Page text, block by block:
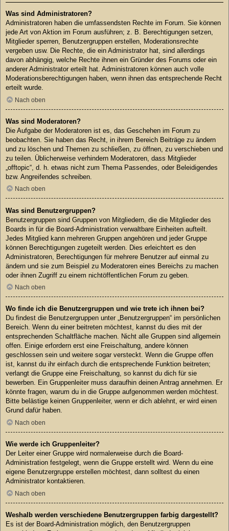
Was sind Administratoren?
Administratoren haben die umfassendsten Rechte im Forum. Sie können
jede Art von Aktion im Forum ausführen; z. B. Berechtigungen setzen,
Mitglieder sperren, Benutzergruppen erstellen, Moderationsrechte
vergeben usw. Die Rechte, die ein Administrator hat, sind allerdings
davon abhängig, welche Rechte ihnen ein Gründer des Forums oder ein
anderer Administrator erteilt hat. Administratoren können auch volle
Moderationsberechtigungen haben, wenn ihnen das entsprechende Recht
erteilt wurde.
Nach oben
Was sind Moderatoren?
Die Aufgabe der Moderatoren ist es, das Geschehen im Forum zu
beobachten. Sie haben das Recht, in ihrem Bereich Beiträge zu ändern
und zu löschen und Themen zu schließen, zu öffnen, zu verschieben und
zu teilen. Üblicherweise verhindern Moderatoren, dass Mitglieder
„offtopic“, d. h. etwas nicht zum Thema Passendes, oder Beleidigendes
bzw. Angreifendes schreiben.
Nach oben
Was sind Benutzergruppen?
Benutzergruppen sind Gruppen von Mitgliedern, die die Mitglieder des
Boards in für die Board-Administration verwaltbare Einheiten aufteilt.
Jedes Mitglied kann mehreren Gruppen angehören und jeder Gruppe
können Berechtigungen zugeteilt werden. Dies erleichtert es den
Administratoren, Berechtigungen für mehrere Benutzer auf einmal zu
ändern und sie zum Beispiel zu Moderatoren eines Bereichs zu machen
oder ihnen Zugriff zu einem nichtöffentlichen Forum zu geben.
Nach oben
Wo finde ich die Benutzergruppen und wie trete ich ihnen bei?
Du findest die Benutzergruppen unter „Benutzergruppen“ im persönlichen
Bereich. Wenn du einer beitreten möchtest, kannst du dies mit der
entsprechenden Schaltfläche machen. Nicht alle Gruppen sind allgemein
offen. Einige erfordern erst eine Freischaltung, andere können
geschlossen sein und weitere sogar versteckt. Wenn die Gruppe offen
ist, kannst du ihr einfach durch die entsprechende Funktion beitreten;
verlangt die Gruppe eine Freischaltung, so kannst du dich für sie
bewerben. Ein Gruppenleiter muss daraufhin deinen Antrag annehmen. Er
könnte fragen, warum du in die Gruppe aufgenommen werden möchtest.
Bitte belästige keinen Gruppenleiter, wenn er dich ablehnt, er wird einen
Grund dafür haben.
Nach oben
Wie werde ich Gruppenleiter?
Der Leiter einer Gruppe wird normalerweise durch die Board-
Administration festgelegt, wenn die Gruppe erstellt wird. Wenn du eine
eigene Benutzergruppe erstellen möchtest, dann solltest du einen
Administrator kontaktieren.
Nach oben
Weshalb werden verschiedene Benutzergruppen farbig dargestellt?
Es ist der Board-Administration möglich, den Benutzergruppen